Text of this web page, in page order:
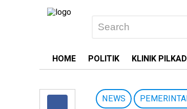
HOME POLITIK KLINIK
NEWS